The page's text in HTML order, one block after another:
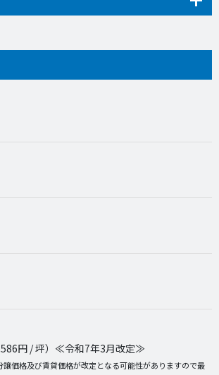
円 / 坪）≪令和7年3月改定≫
価格及び賃貸価格が改定となる可能性がありますので最